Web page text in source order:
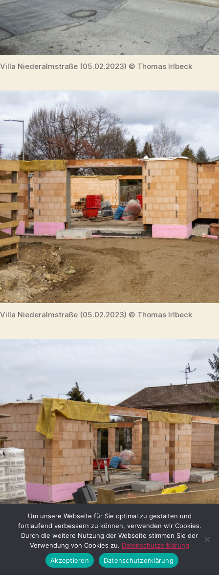
Villa Niederalmstraße (05.02.2023) © Thomas Irlbeck
Villa Niederalmstraße (05.02.2023) © Thomas Irlbeck
Villa Niederalmstraße (05.02.2023) © Thomas Irlbeck
Um unsere Webseite für Sie optimal zu gestalten und
fortlaufend verbessern zu können, verwenden wir Cookies.
Durch die weitere Nutzung der Webseite stimmen Sie der
Verwendung von Cookies zu. Datenschutzerklärung
Akzeptieren
Datenschutzerklärung